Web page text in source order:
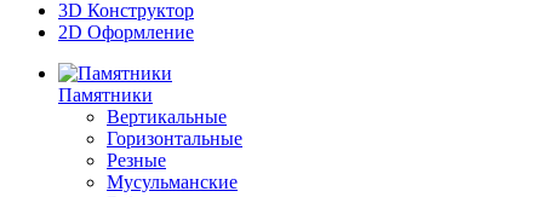
3D Конструктор
2D Оформление
Памятники
Вертикальные
Горизонтальные
Резные
Мусульманские